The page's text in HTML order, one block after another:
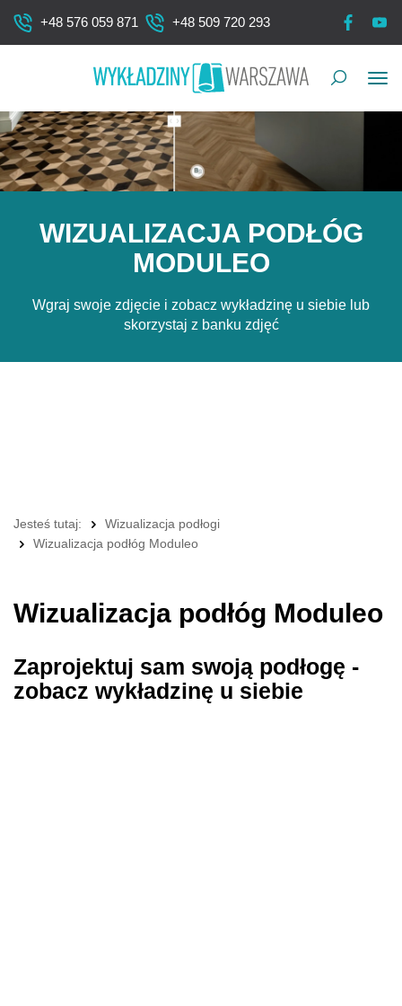
+48 576 059 871 +48 509 720 293
WIZUALIZACJA PODŁÓG
MODULEO
Wgraj swoje zdjęcie i zobacz wykładzinę u siebie lub
skorzystaj z banku zdjęć
Jesteś tutaj:
Wizualizacja podłogi
Wizualizacja podłóg Moduleo
Wizualizacja podłóg Moduleo
Zaprojektuj sam swoją podłogę -
zobacz wykładzinę u siebie